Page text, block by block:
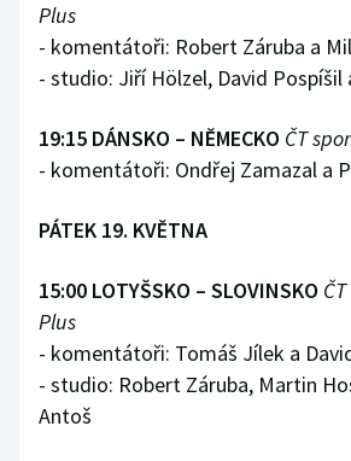
Plus
- komentátoři: Robert Záruba a
- studio: Jiří Hölzel, David
19:15 DÁNSKO – NĚMECKO ČT
- komentátoři: Ondřej Zamazal a
PÁTEK 19. KVĚTNA
15:00 LOTYŠSKO – SLOVINSKO
Plus
- komentátoři: Tomáš Jílek a
- studio: Robert Záruba, Martin
Antoš